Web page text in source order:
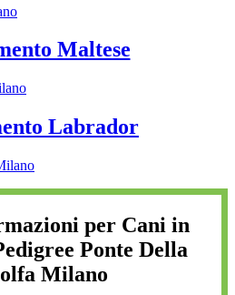
Maltese
Labrador
per Cani in
Ponte Della
Milano